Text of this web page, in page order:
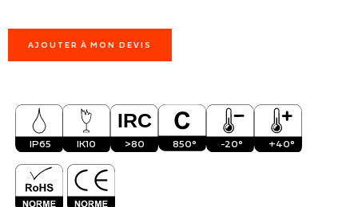
AJOUTER À MON DEVIS
IP65 IK10 >80 850° -20° +40°